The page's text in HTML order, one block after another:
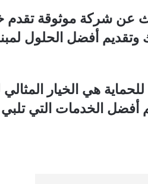
عن شركة موثوقة تقدم
وتقديم أفضل الحلول
هي الخيار
أفضل الخدمات التي